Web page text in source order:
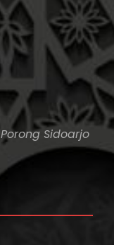
Porong Sidoarjo